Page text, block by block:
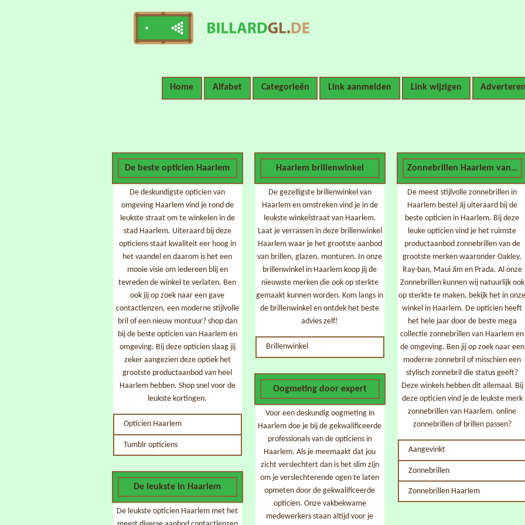
Home Alfabet Categorieën Link aanmelden Link wijzigen
De beste opticien Haarlem
De deskundigste opticien van
omgeving Haarlem vind je rond de
leukste straat om te winkelen in de
stad Haarlem. Uiteraard bij deze
opticiens staat kwaliteit eer hoog in
het vaandel en daarom is het een
mooie visie om iedereen blij en
tevreden de winkel te verlaten. Ben
ook jij op zoek naar een gave
contactlenzen, een moderne stijlvolle
bril of een nieuw montuur? shop dan
bij de beste opticien van Haarlem en
omgeving. Bij deze opticien slaag jij
zeker aangezien deze optiek het
grootste productaanbod van heel
Haarlem hebben. Shop snel voor de
leukste kortingen.
Opticien Haarlem
Tumblr opticiens
De leukste in Haarlem
De leukste opticien Haarlem met het
Haarlem brillenwinkel
De gezelligste brillenwinkel van
Haarlem en omstreken vind je in de
leukste winkelstraat van Haarlem.
Laat je verrassen in deze brillenwinkel
Haarlem waar je het grootste aanbod
van brillen, glazen, monturen. In onze
brillenwinkel in Haarlem koop jij de
nieuwste merken die ook op sterkte
gemaakt kunnen worden. Kom langs in
de brillenwinkel en ontdek het beste
advies zelf!
Brillenwinkel
Oogmeting door expert
Voor een deskundig oogmeting in
Haarlem doe je bij de gekwalificeerde
professionals van de opticiens in
Haarlem. Als je meemaakt dat jou
zicht verslechtert dan is het slim zijn
om je verslechterende ogen te laten
opmeten door de gekwalificeerde
opticien. Onze vakbekwame
medewerkers staan altijd voor je
Zonnebrillen Haarlem van A-
De meest stijlvolle zonnebrillen in
Haarlem bestel Jij uiteraard bij de
beste opticien in Haarlem. Bij deze
leuke opticien vind je het ruimste
productaanbod zonnebrillen van de
grootste merken waaronder Oakley,
Ray-ban, Maui Jim en Prada. Al onze
Zonnebrillen kunnen wij natuurlijk ook
op sterkte te maken, bekijk het in
winkel in Haarlem. De opticien heeft
het hele jaar door de beste mega
collectie zonnebrillen van Haarlem en
de omgeving. Ben jij op zoek naar een
moderne zonnebril of misschien een
stylisch zonnebril die status geeft?
Deze winkels hebben dit allemaal. Bij
deze opticien vind je de leukste merk
zonnebrillen van Haarlem. online
zonnebrillen of brillen passen?
Aangevinkt
Zonnebrillen
Zonnebrillen Haarlem